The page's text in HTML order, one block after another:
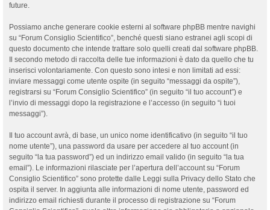
future.
Possiamo anche generare cookie esterni al software phpBB mentre navighi
su “Forum Consiglio Scientifico”, benché questi siano estranei agli scopi di
questo documento che intende trattare solo quelli creati dal software phpBB.
Il secondo metodo di raccolta delle tue informazioni è dato da quello che tu
inserisci volontariamente. Con questo sono intesi e non limitati ad essi:
inviare messaggi come utente ospite (in seguito “messaggi da ospite”),
registrarsi su “Forum Consiglio Scientifico” (in seguito “il tuo account”) e
l’invio di messaggi dopo la registrazione e l’accesso (in seguito “i tuoi
messaggi”).
Il tuo account avrà, di base, un unico nome identificativo (in seguito “il tuo
nome utente”), una password da usare per accedere al tuo account (in
seguito “la tua password”) ed un indirizzo email valido (in seguito “la tua
email”). Le informazioni rilasciate per l’apertura dell’account su “Forum
Consiglio Scientifico” sono protette dalle Leggi sulla Privacy dello Stato che
ospita il server. In aggiunta alle informazioni di nome utente, password ed
indirizzo email richiesti durante il processo di registrazione su “Forum